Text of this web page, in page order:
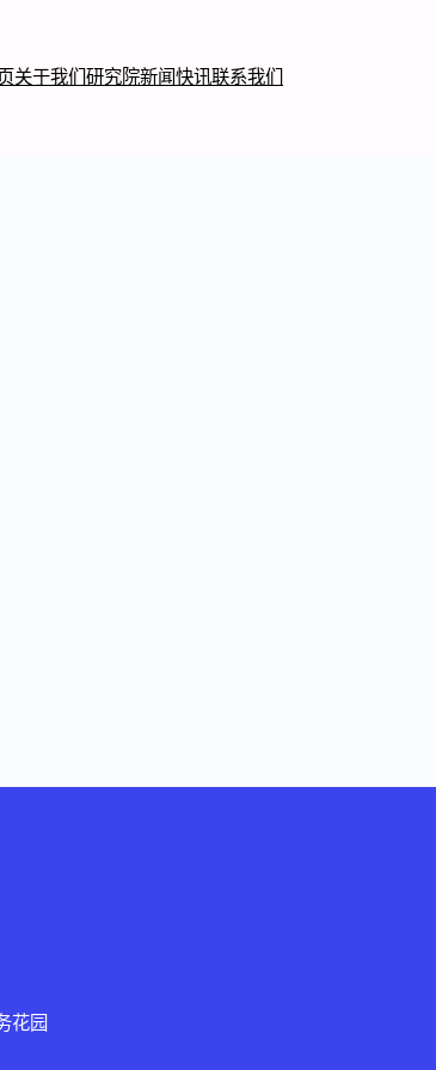
关于我们 研究院新闻快讯联系我们
花园